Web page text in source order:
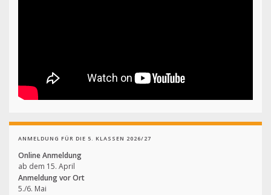
ANMELDUNG FÜR DIE 5. KLASSEN 2026/27
Online Anmeldung
ab dem 15. April
Anmeldung vor Ort
5./6. Mai